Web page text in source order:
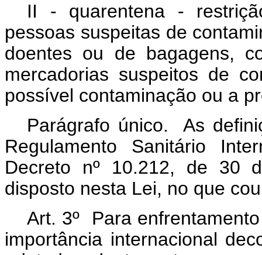
II - quarentena -
pessoas suspeitas de
doentes ou de bagagens,
mercadorias suspeitos de
possível contaminação ou a
Parágrafo único. As
Regulamento Sanitário
Decreto nº 10.212, de 30
disposto nesta Lei, no que
Art. 3º Para
importância internacional